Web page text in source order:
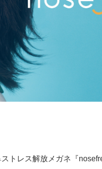
トレス解放メガネ『